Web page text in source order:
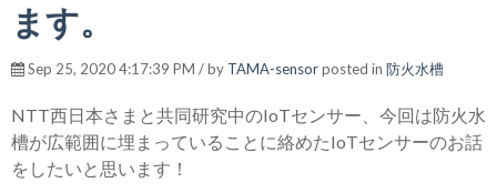
ます。
Sep 25, 2020 4:17:39 PM / by TAMA-sensorposted in 防火水槽
NTT西日本さまと共同研究中のIoTセンサー、今回は防火水
槽が広範囲に埋まっていることに絡めたIoTセンサーのお話
をしたいと思います！